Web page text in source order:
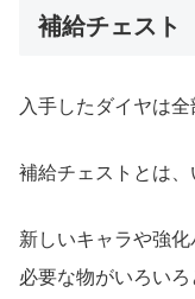
補給チェスト
入手したダイヤは
補給チェストとは、
新しいキャラや強
必要な物がいろいろ